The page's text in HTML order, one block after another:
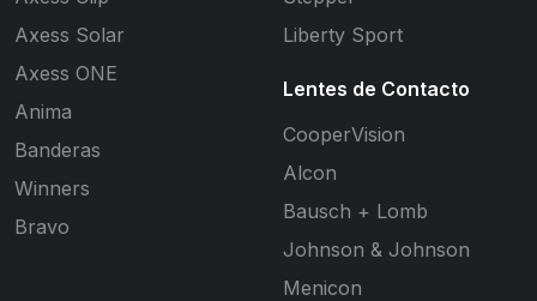
Axess Solar
Axess ONE
Anima
Banderas
Winners
Bravo
Liberty Sport
Lentes de Contacto
CooperVision
Alcon
Bausch + Lomb
Johnson & Johnson
Menicon